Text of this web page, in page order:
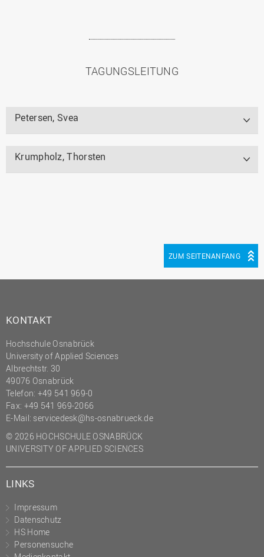
TAGUNGSLEITUNG
Petersen, Svea
Krumpholz, Thorsten
ZUM SEITENANFANG
KONTAKT
Hochschule Osnabrück
University of Applied Sciences
Albrechtstr. 30
49076 Osnabrück
Telefon: +49 541 969-0
Fax: +49 541 969-2066
E-Mail: servicedesk@hs-osnabrueck.de
© 2026 HOCHSCHULE OSNABRÜCK
UNIVERSITY OF APPLIED SCIENCES
LINKS
Impressum
Datenschutz
HS Home
Personensuche